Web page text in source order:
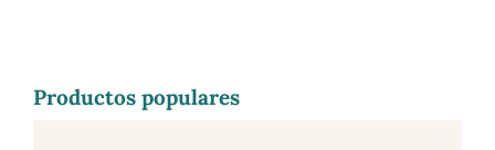
Productos populares